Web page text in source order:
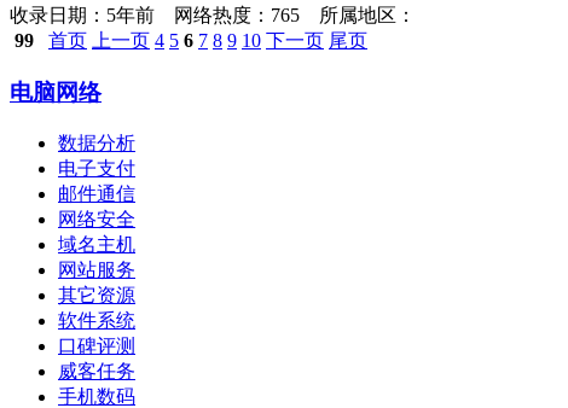
收录日期： 5年前 网络热度：765 所属地区：
99
首页 上一页 4 5 6 7 8 9 10 下一页 尾页
电脑网络
数据分析
电子支付
邮件通信
网络安全
域名主机
网站服务
其它资源
软件系统
口碑评测
威客任务
手机数码